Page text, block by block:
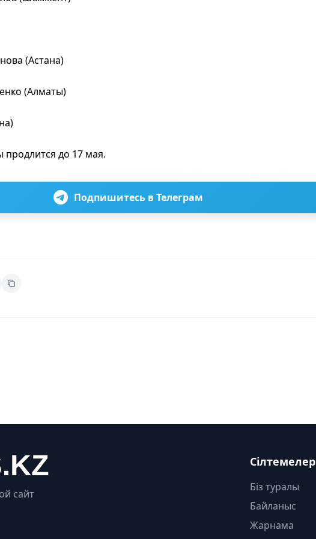
(Астана)
(Алматы)
до 17 мая.
Подпишитесь в Телеграм
сайт
Сілтемелер
Біз туралы
Байланыс
Жарнама